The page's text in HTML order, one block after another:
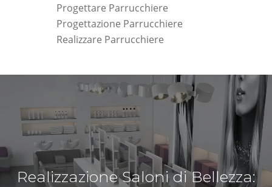
Progettare Parrucchiere
Progettazione Parrucchiere
Realizzare Parrucchiere
Realizzazione Saloni di Bellezza: